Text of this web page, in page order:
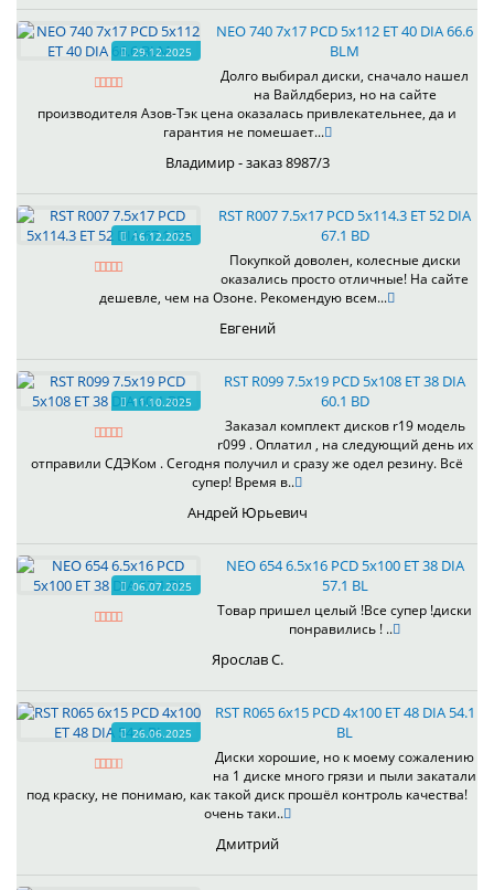
29.12.2025
NEO 740 7x17 PCD 5x112 ET 40 DIA 66.6
BLM
Долго выбирал диски, сначало нашел
на Вайлдбериз, но на сайте
производителя Азов-Тэк цена оказалась привлекательнее, да и
гарантия не помешает...
Владимир - заказ 8987/3
16.12.2025
RST R007 7.5x17 PCD 5x114.3 ET 52 DIA
67.1 BD
Покупкой доволен, колесные диски
оказались просто отличные! На сайте
дешевле, чем на Озоне. Рекомендую всем...
Евгений
11.10.2025
RST R099 7.5x19 PCD 5x108 ET 38 DIA
60.1 BD
Заказал комплект дисков r19 модель
r099 . Оплатил , на следующий день их
отправили СДЭКом . Сегодня получил и сразу же одел резину. Всё
супер! Время в..
Андрей Юрьевич
06.07.2025
NEO 654 6.5x16 PCD 5x100 ET 38 DIA
57.1 BL
Товар пришел целый !Все супер !диски
понравились ! ..
Ярослав С.
26.06.2025
RST R065 6x15 PCD 4x100 ET 48 DIA 54.1
BL
Диски хорошие, но к моему сожалению
на 1 диске много грязи и пыли закатали
под краску, не понимаю, как такой диск прошёл контроль качества!
очень таки..
Дмитрий